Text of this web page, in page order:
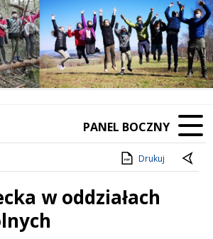
ElementElement
PANEL BOCZNY
Drukuj
w oddziałach